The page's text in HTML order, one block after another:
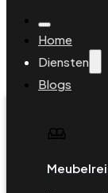
Home
Diensten
Blogs
Contact
Boeking